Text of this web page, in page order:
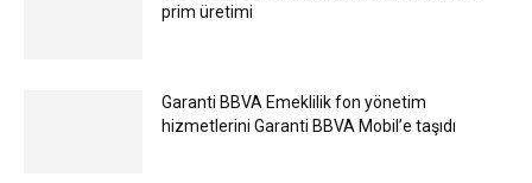
prim üretimi
Garanti BBVA Emeklilik fon yönetim
hizmetlerini Garanti BBVA Mobil’e taşıdı